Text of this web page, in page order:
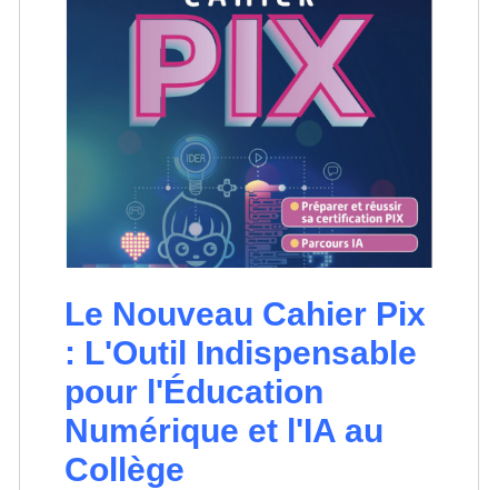
Le Nouveau Cahier Pix
: L'Outil Indispensable
pour l'Éducation
Numérique et l'IA au
Collège